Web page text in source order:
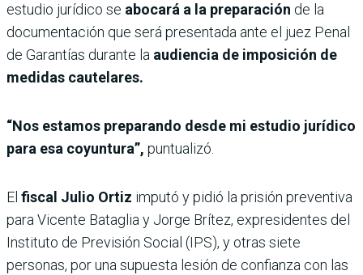
estudio jurídico se abocará a la preparación de la
documentación que será presentada ante el juez Penal
de Garantías durante la audiencia de imposición de
medidas cautelares.
“Nos estamos preparando desde mi estudio jurídico
para esa coyuntura”, puntualizó.
El fiscal Julio Ortiz imputó y pidió la prisión preventiva
para Vicente Bataglia y Jorge Brítez, expresidentes del
Instituto de Previsión Social (IPS), y otras siete
personas, por una supuesta lesión de confianza con las